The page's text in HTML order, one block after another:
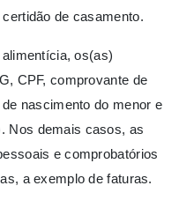
de casamento.
os(as)
CPF, comprovante de
nascimento do menor e
Nos demais casos, as
e comprobatórios
a exemplo de faturas.